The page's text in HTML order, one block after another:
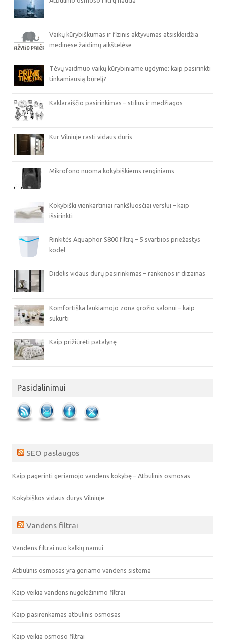
Vaikų kūrybiškumas ir fizinis aktyvumas atsiskleidžia
medinėse žaidimų aikštelėse
Tėvų vaidmuo vaikų kūrybiniame ugdyme: kaip pasirinkti
tinkamiausią būrelį?
Kaklaraiščio pasirinkimas – stilius ir medžiagos
Kur Vilniuje rasti vidaus duris
Mikrofono nuoma kokybiškiems renginiams
Kokybiški vienkartiniai rankšluosčiai verslui – kaip
išsirinkti
Rinkitės Aquaphor S800 filtrą – 5 svarbios priežastys
kodėl
Didelis vidaus durų pasirinkimas – rankenos ir dizainas
Komfortiška laukiamojo zona grožio salonui – kaip
sukurti
Kaip prižiūrėti patalynę
Pasidalinimui
SEO paslaugos
Kaip pagerinti geriamojo vandens kokybę – Atbulinis osmosas
Kokybiškos vidaus durys Vilniuje
Vandens filtrai
Vandens filtrai nuo kalkių namui
Atbulinis osmosas yra geriamo vandens sistema
Kaip veikia vandens nugeležinimo filtrai
Kaip pasirenkamas atbulinis osmosas
Kaip veikia osmoso filtrai